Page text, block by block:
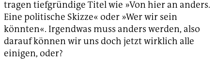
tragen tiefgründige Titel wie »Von hier an anders.
Eine politische Skizze« oder »Wer wir sein
könnten«. Irgendwas muss anders werden, also
darauf können wir uns doch jetzt wirklich alle
einigen, oder?